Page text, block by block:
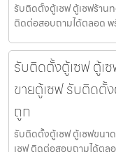
รับติดตั้งตู้เซฟ ตู้เซฟร้าน
ติดต่อสอบถามได้ตลอด พ
รับติดตั้งตู้เซฟ ตู้เ
ขายตู้เซฟ รับติดตั้
ถูก
รับติดตั้งตู้เซฟ ตู้เซฟขนา
เซฟ ติดต่อสอบถามได้ตล